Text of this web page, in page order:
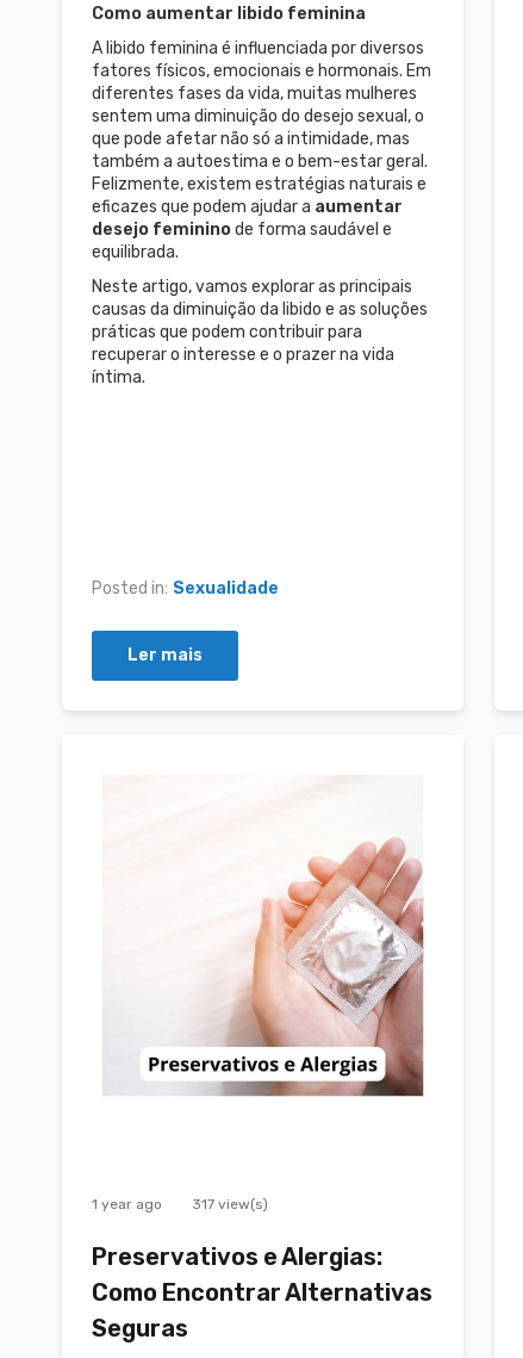
Como aumentar libido feminina
A libido feminina é influenciada por diversos
fatores físicos, emocionais e hormonais. Em
diferentes fases da vida, muitas mulheres
sentem uma diminuição do desejo sexual, o
que pode afetar não só a intimidade, mas
também a autoestima e o bem-estar geral.
Felizmente, existem estratégias naturais e
eficazes que podem ajudar a aumentar
desejo femininode forma saudável e
equilibrada.
Neste artigo, vamos explorar as principais
causas da diminuição da libido e as soluções
práticas que podem contribuir para
recuperar o interesse e o prazer na vida
íntima.
Posted in: Sexualidade
Ler mais
1 year ago 317 view(s)
Preservativos e Alergias:
Como Encontrar Alternativas
Seguras